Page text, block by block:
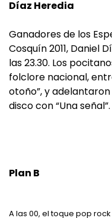
Díaz Heredia
Ganadores de los
Cosquín 2011, Daniel
las 23.30. Los
folclore nacional,
otoño”, y
disco con “Una señal”.
Plan B
A las 00, el toque pop